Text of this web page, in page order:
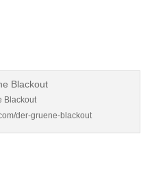
Blackout
der-gruene-blackout